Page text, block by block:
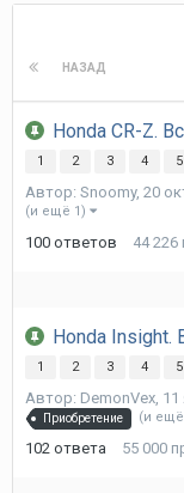
НАЗАД
Honda CR-Z.
1 2 3 4 5
Автор: Snoomy, 20
(и ещё 1)
100 ответов 44 226
Honda Insight.
1 2 3 4 5
Автор: DemonVex, 11
Приобретение
(и ещё
102 ответа 55 000